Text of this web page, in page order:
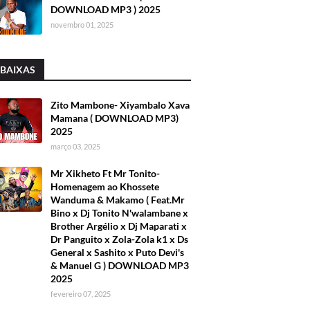
DOWNLOAD MP3 ) 2025
novembro 01, 2025
Zito Mambone- Xiyambalo Xava
Mamana ( DOWNLOAD MP3)
2025
março 03, 2025
Mr Xikheto Ft Mr Tonito-
Homenagem ao Khossete
Wanduma & Makamo ( Feat.Mr
Bino x Dj Tonito N'walambane x
Brother Argélio x Dj Maparati x
Dr Panguito x Zola-Zola k1 x Ds
General x Sashito x Puto Devi's
& Manuel G ) DOWNLOAD MP3
2025
fevereiro 07, 2025